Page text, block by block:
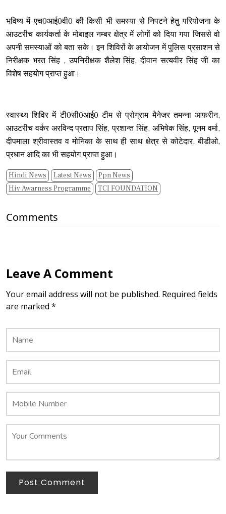
भविष्य में एच0आई0वी0 की किसी भी समस्या से निपटने हेतु परियोजना के
आउटरीच कार्यकर्ता के मोबाइल नम्बर क्षेत्र में लोगों को दिया गया जिससे वो
अपनी समस्याओं को बता सके। इन शिविरों के आयोजन में पुलिस प्रसाशन से
निरीक्षक भरत सिंह , उपनिरीक्षक शैलेश सिंह, दीवान सत्यवीर सिंह जी का
विशेष सहयोग प्राप्त हुआ।
स्वास्थ्य शिविर में टी0सी0आई0 टीम से प्रोग्राम मैनेजर तमन्ना आफरीन,
आउटरीच वर्कर अरविन्द प्रताप सिंह, प्रशान्त सिंह, अभिषेक सिंह, पूनम वर्मा,
दीपमाला श्रीवास्तव व मोनिका के साथ ही साथ क्षेत्र से कोटेदार, बीडीओ,
प्रधान आदि का भी सहयोग प्राप्त हुआ।
Hindi News Latest News
Ppn News
Hiv Awarness Programme
TCI FOUNDATION
Comments
Leave A Comment
Your email address will not be published. Required fields
are marked *
Post Comment